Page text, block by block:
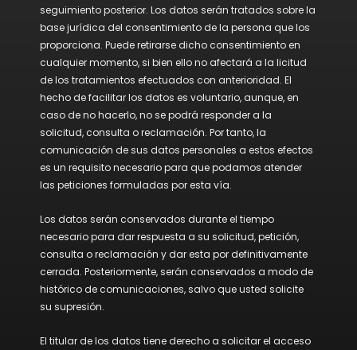
seguimiento posterior. Los datos serán tratados sobre la
base jurídica del consentimiento de la persona que los
proporciona. Puede retirarse dicho consentimiento en
cualquier momento, si bien ello no afectará a la licitud
de los tratamientos efectuados con anterioridad. El
hecho de facilitar los datos es voluntario, aunque, en
caso de no hacerlo, no se podrá responder a la
solicitud, consulta o reclamación. Por tanto, la
comunicación de sus datos personales a estos efectos
es un requisito necesario para que podamos atender
las peticiones formuladas por esta vía.
Los datos serán conservados durante el tiempo
necesario para dar respuesta a su solicitud, petición,
consulta o reclamación y dar esta por definitivamente
cerrada. Posteriormente, serán conservados a modo de
histórico de comunicaciones, salvo que usted solicite
su supresión.
El titular de los datos tiene derecho a solicitar el acceso